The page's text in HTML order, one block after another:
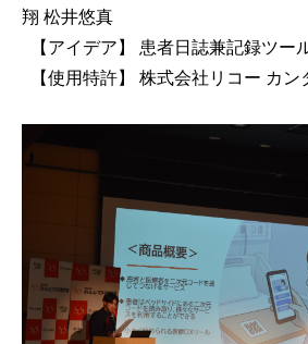
翔 松井悠真
【アイデア】 患者日誌兼記録ツー
【使用特許】 株式会社リコー カン